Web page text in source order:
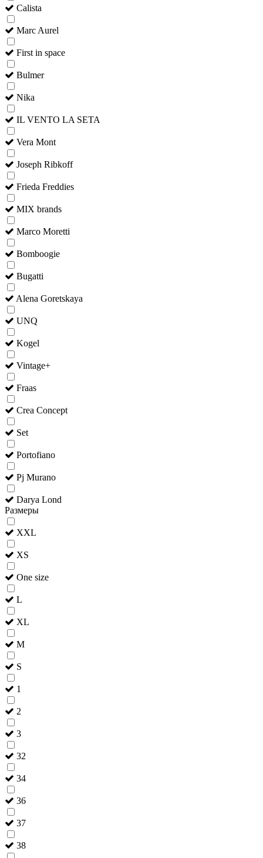
Calista
Marc Aurel
First in space
Bulmer
Nika
IL VENTO LA SETA
Vera Mont
Joseph Ribkoff
Frieda Freddies
MIX brands
Marco Moretti
Bomboogie
Bugatti
Alena Goretskaya
UNQ
Kogel
Vintage+
Fraas
Crea Concept
Set
Portofiano
Pj Murano
Darya Lond
Размеры
XXL
XS
One size
L
XL
M
S
1
2
3
32
34
36
37
38